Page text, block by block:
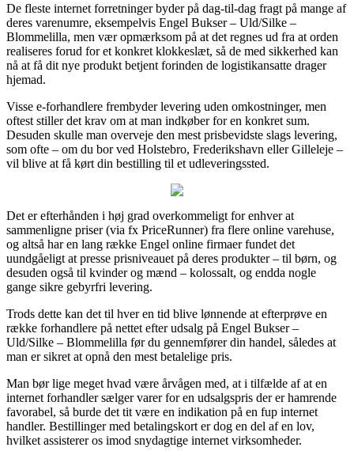
De fleste internet forretninger byder på dag-til-dag fragt på mange af
deres varenumre, eksempelvis Engel Bukser – Uld/Silke –
Blommelilla, men vær opmærksom på at det regnes ud fra at orden
realiseres forud for et konkret klokkeslæt, så de med sikkerhed kan
nå at få dit nye produkt betjent forinden de logistikansatte drager
hjemad.
Visse e-forhandlere frembyder levering uden omkostninger, men
oftest stiller det krav om at man indkøber for en konkret sum.
Desuden skulle man overveje den mest prisbevidste slags levering,
som ofte – om du bor ved Holstebro, Frederikshavn eller Gilleleje –
vil blive at få kørt din bestilling til et udleveringssted.
Det er efterhånden i høj grad overkommeligt for enhver at
sammenligne priser (via fx PriceRunner) fra flere online varehuse,
og altså har en lang række Engel online firmaer fundet det
uundgåeligt at presse prisniveauet på deres produkter – til børn, og
desuden også til kvinder og mænd – kolossalt, og endda nogle
gange sikre gebyrfri levering.
Trods dette kan det til hver en tid blive lønnende at efterprøve en
række forhandlere på nettet efter udsalg på Engel Bukser –
Uld/Silke – Blommelilla før du gennemfører din handel, således at
man er sikret at opnå den mest betalelige pris.
Man bør lige meget hvad være årvågen med, at i tilfælde af at en
internet forhandler sælger varer for en udsalgspris der er hamrende
favorabel, så burde det tit være en indikation på en fup internet
handler. Bestillinger med betalingskort er dog en del af en lov,
hvilket assisterer os imod snydagtige internet virksomheder.